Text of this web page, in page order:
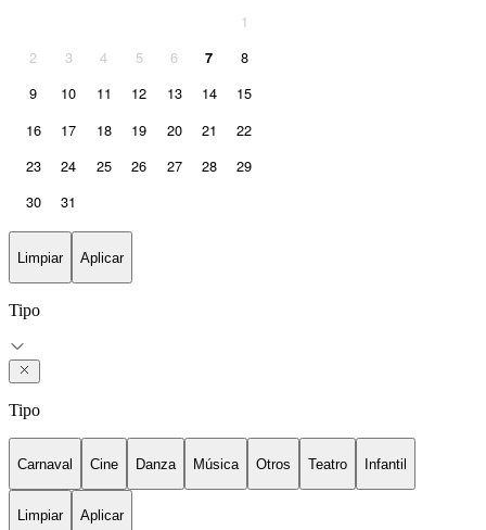
1
2
3 4 5 6 7
8
9
10 11 12 13 14
15
16
17 18 19 20 21
22
23
24 25 26 27 28
29
30
31
Limpiar Aplicar
Tipo
Tipo
Carnaval Cine Danza Música Otros Teatro Infantil
Limpiar Aplicar